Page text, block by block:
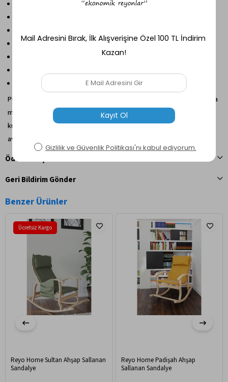
Yüksek yoğunluklu sünger dolgulu konforlu oturum
Kolay temizlenebilir yüzey
Modern ve dekoratif görünüm
PUFYMAX Comfy, hem estetik görünümü hem de fonksiyonel yapısıyla
modern ev yaşamına uyum sağlayan ideal bir konfor ürünüdür. Günlük
kullanım rahatlığını, misafir ağırlama kolaylığını ve çok amaçlı kullanım
avantajını tek üründe bir araya getirir.
Ödeme Seçenekleri
Geri Bildirim Gönder
Benzer Ürünler
Reyo Home Sultan Ahşap Sallanan
Sandalye
Ücretsiz Kargo
Reyo Home Padişah Ahşap
Sallanan Sandalye